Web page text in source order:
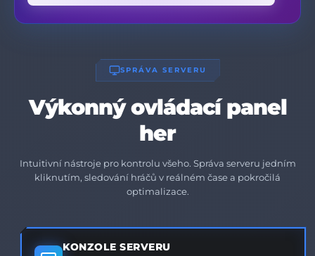
SPRÁVA SERVERU
Výkonný ovládací panel
her
Intuitivní nástroje pro kontrolu všeho. Správa serveru jedním
kliknutím, sledování hráčů v reálném čase a pokročilá
optimalizace.
KONZOLE SERVERU